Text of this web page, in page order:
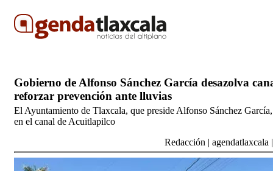
Gobierno de Alfonso Sánchez García desazolva
reforzar prevención ante lluvias
El Ayuntamiento de Tlaxcala, que preside Alfonso Sánchez
en el canal de Acuitlapilco
Redacción | agendatlaxcala